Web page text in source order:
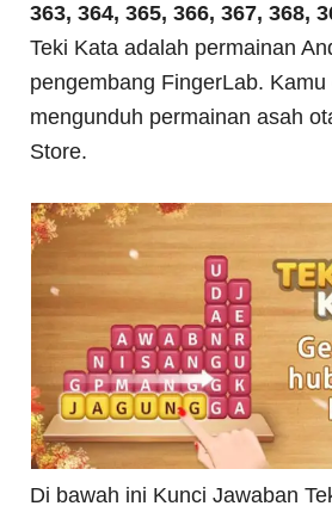
363, 364, 365, 366, 367, 368,
Teki Kata adalah permainan
pengembang FingerLab. Kamu
mengunduh permainan asah
Store.
Di bawah ini Kunci Jawaban